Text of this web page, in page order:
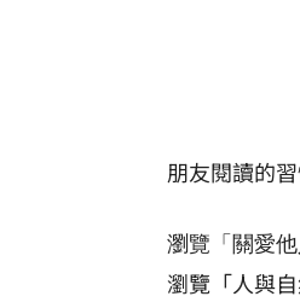
朋友閱讀的習
瀏覽「關愛
瀏覽「人與